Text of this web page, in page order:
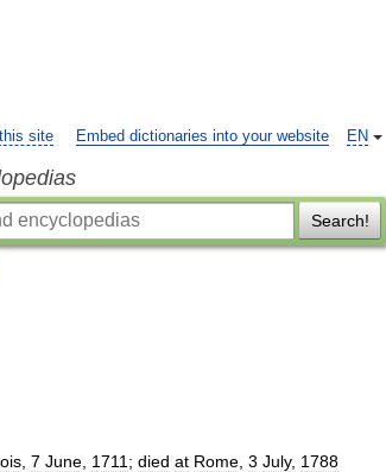
EN
site Embed dictionaries into your website
Search!
7 June 1711 ; died at Rome 3 July, 1788